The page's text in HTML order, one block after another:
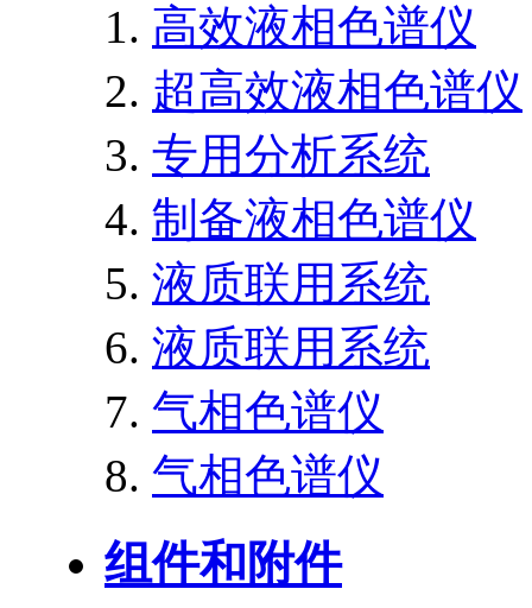
高效液相色谱仪
超高效液相色谱仪
专用分析系统
制备液相色谱仪
液质联用系统
液质联用系统
气相色谱仪
气相色谱仪
组件和附件